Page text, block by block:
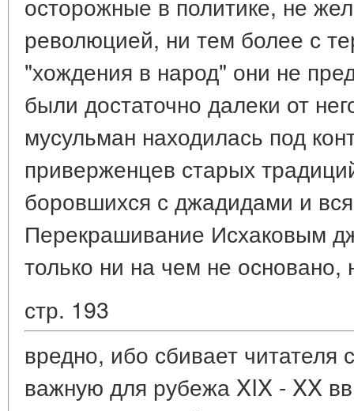
революцией, ни тем более с
"хождения в народ" они не
были достаточно далеки от
мусульман находилась под
приверженцев старых
боровшихся с джадидами и
Перекрашивание Исхаковым
только ни на чем не основано,
стр. 193
вредно, ибо сбивает читателя
важную для рубежа XIX - XX